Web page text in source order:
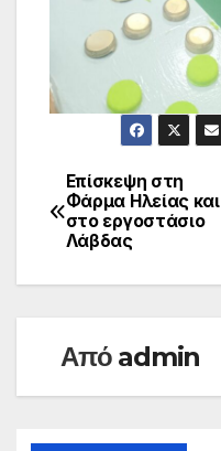
Πλοήγηση
άρθρων
Επίσκεψη στη
Φάρμα Ηλείας και
στο εργοστάσιο
Λάβδας
Από admin